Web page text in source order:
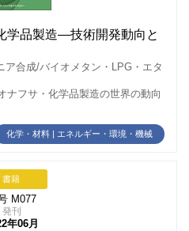
学品製造―技術開発動向と
ア合成/バイオメタン・LPG・エタ
ナフサ・化学品製造の世界の動向
化学・材料 | エネルギー・環境・機械
書籍
M077
発刊
年06月